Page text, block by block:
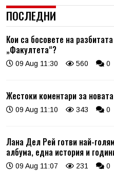
ПОСЛЕДНИ
Кои са босовете на
„Факултета“?
09 Aug 11:30 560 0
Жестоки коментари за
09 Aug 11:10 343 0
Лана Дел Рей готви най-
албума, една история и
09 Aug 11:07 231 0